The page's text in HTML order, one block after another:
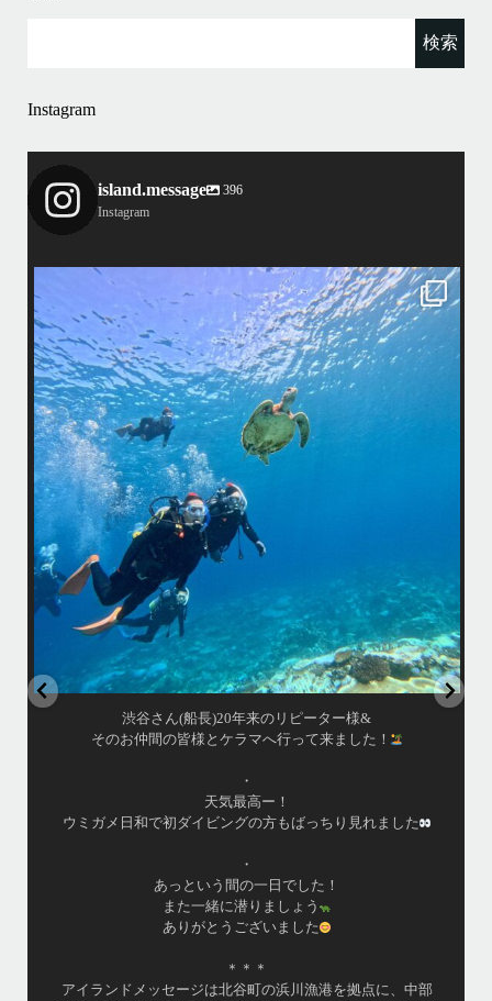
Instagram
island.message
396
Instagram
island.message
はいさい！
アイランドメッセージです
•
最近投稿できてませんでしたが今シーズンも渡嘉敷島上陸ツアーとケラ
マ体験ダイビング&シュノーケル班に分かれて毎日海へ行っております
•
海が穏やかな日がずーっと続いていてボートダイビングには最高のコン
ディションです！
昔よく潜りに来て下さっていたリピーターさんの子供が10才になったの
で一緒にダイビングデビュー…なんて嬉しいシチュエーションもあり、
毎日色々なお客様と楽しくご一緒させて頂いてます
渡嘉敷島の方も夏には珍しい北風つづきのおかげでビーチが穏やか
...
8月 14
はいさい！
アイランドメッセージです
最近投稿できてませんでしたが今シーズンも渡嘉敷島上陸
ツアーとケラマ体験ダイビング&シュノーケル班に分かれて
毎日海へ行っております
海が穏やかな日がずーっと続いていてボートダイビングに
は最高のコンディションです！
昔よく潜りに来て下さっていたリピーターさんの子供が10
才になったので一緒にダイビングデビュー…なんて嬉しい
緒させて頂いてます
•